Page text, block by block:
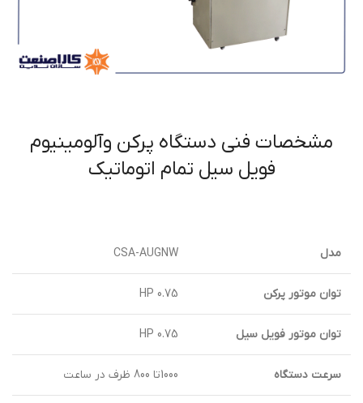
مشخصات فنی دستگاه پركن وآلومينيوم
فويل سيل تمام اتوماتيك
مدل CSA-AUGNW
توان موتور پركن HP 0.75
توان موتور فويل سيل 0.75 HP
سرعت دستگاه 1000تا 800 ظرف در ساعت